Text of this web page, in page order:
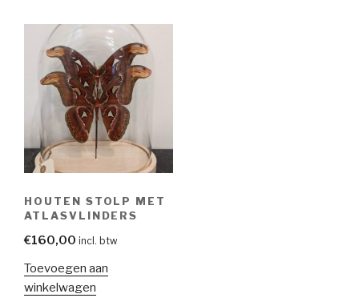
HOUTEN STOLP MET
ATLASVLINDERS
€160,00 incl. btw
Toevoegen aan
winkelwagen